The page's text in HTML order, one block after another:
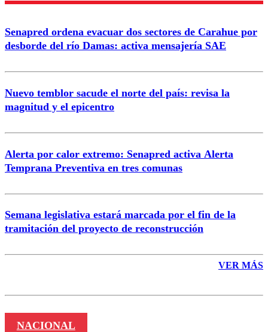
Correo
Senapred ordena evacuar dos sectores de Carahue por
desborde del río Damas: activa mensajería SAE
Nuevo temblor sacude el norte del país: revisa la
magnitud y el epicentro
Alerta por calor extremo: Senapred activa Alerta
Temprana Preventiva en tres comunas
Semana legislativa estará marcada por el fin de la
tramitación del proyecto de reconstrucción
VER MÁS
NACIONAL